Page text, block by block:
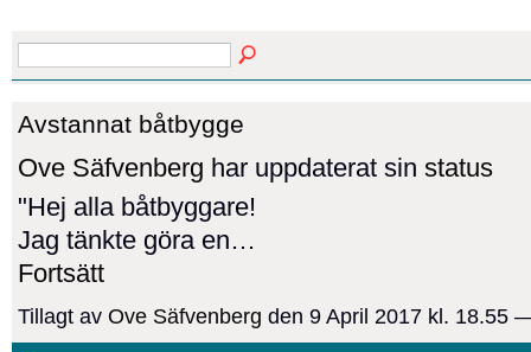
Avstannat båtbygge
Ove Säfvenberg har uppdaterat sin status
"Hej alla båtbyggare!
Jag tänkte göra en…
Fortsätt
Tillagt av Ove Säfvenberg den 9 April 2017 kl. 18.55